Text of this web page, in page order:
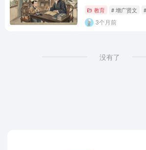
教育 # 增广贤文
3个月前
没有了